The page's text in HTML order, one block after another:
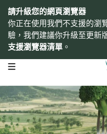
請升級您的網頁瀏覽器
你正在使用我們不支援的瀏
驗，我們建議你升級至更新
支援瀏覽器清單 。
open navigation menu